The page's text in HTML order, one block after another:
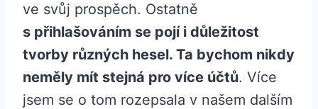
ve svůj prospěch. Ostatně
s přihlašováním se pojí i důležitost
tvorby různých hesel. Ta bychom nikdy
neměly mít stejná pro více účtů. Více
jsem se o tom rozepsala v našem dalším